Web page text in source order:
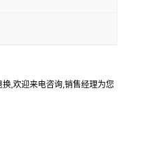
,欢迎来电咨询,销售经理为您